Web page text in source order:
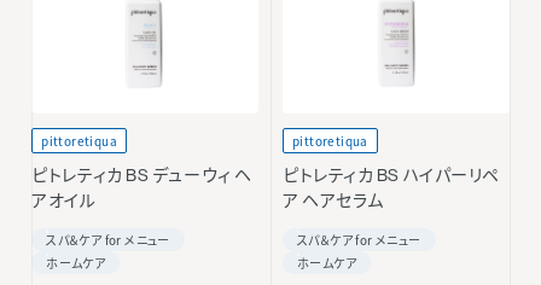
pittoretiqua
ピトレティカ BS デューウィ ヘ
アオイル
スパ＆ケア for メニュー
ホームケア
pittoretiqua
ピトレティカ BS ハイパーリペ
ア ヘアセラム
スパ＆ケア for メニュー
ホームケア